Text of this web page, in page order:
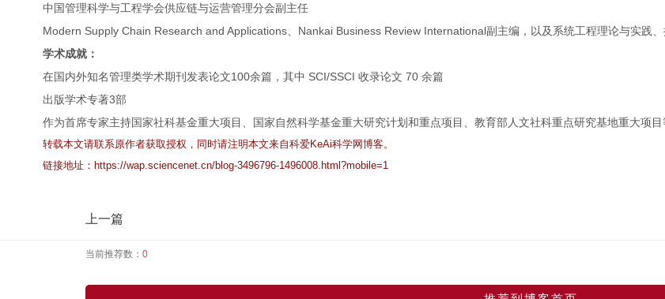
中国管理科学与工程学会供应链与运营管理分会副主任
Modern Supply Chain Research and Applications、Nankai Business Review International副主编，以及系统工程理论与实践
学术成就：
在国内外知名管理类学术期刊发表论文100余篇，其中 SCI/SSCI 收录论文 70 余篇
出版学术专著3部
作为首席专家主持国家社科基金重大项目、国家自然科学基金重大研究计划和重点项目、教育部人文社科重点研究基地重大项
转载本文请联系原作者获取授权，同时请注明本文来自科爱KeAi科学网博客。
链接地址： https://wap.sciencenet.cn/blog-3496796-1496008.html?mobile=1
上一篇
当前推荐数： 0